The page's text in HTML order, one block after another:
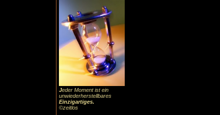
Jeder Moment ist ein
unwiederherstellbares
Einzigartiges.
©zeitlos